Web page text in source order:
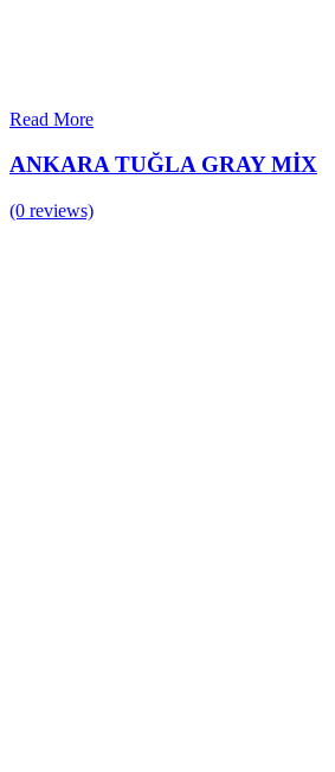
Read More
ANKARA TUĞLA GRAY MİX
(0 reviews)